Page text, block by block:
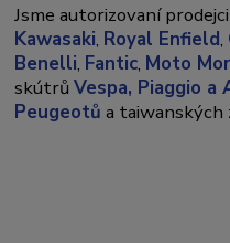
Jsme autorizovaní
Kawasaki, Royal Enfield,
Benelli, Fantic, Moto
skútrůVespa, Piaggio a
Peugeotů a taiwanských